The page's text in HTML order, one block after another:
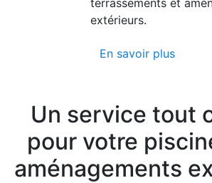
terrassements et
extérieurs.
En savoir plus
Un service tout
pour votre
aménagements